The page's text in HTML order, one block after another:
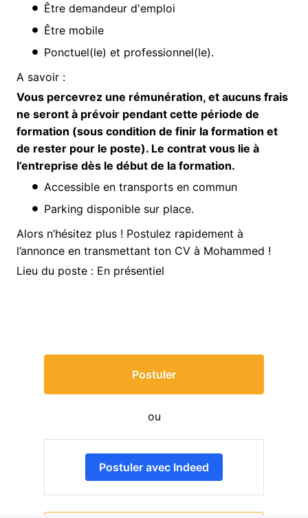
Être demandeur d'emploi
Être mobile
Ponctuel(le) et professionnel(le).
A savoir :
Vous percevrez une rémunération, et aucuns frais
ne seront à prévoir pendant cette période de
formation (sous condition de finir la formation et
de rester pour le poste). Le contrat vous lie à
l’entreprise dès le début de la formation.
Accessible en transports en commun
Parking disponible sur place.
Alors n’hésitez plus ! Postulez rapidement à
l’annonce en transmettant ton CV à Mohammed !
Lieu du poste : En présentiel
Postuler
ou
Postuler avec Indeed